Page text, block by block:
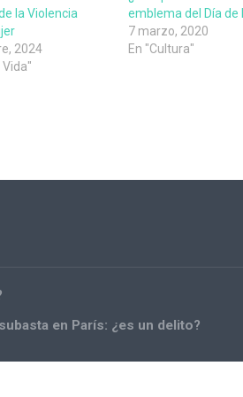
la Violencia
2024
Vida"
emblema del Día de
7 marzo, 2020
En "Cultura"
en París: ¿es un delito?